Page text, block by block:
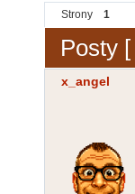
Strony 1
Posty
x_angel